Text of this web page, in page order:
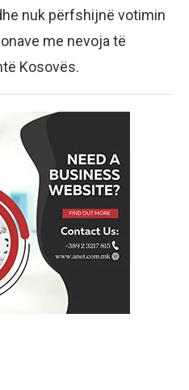
nuk përfshijnë votimin
me nevoja të
Kosovës.